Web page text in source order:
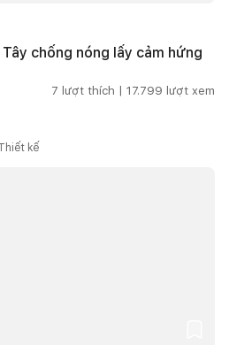
chống nóng lấy cảm hứng
7 lượt thích | 17.799 lượt xem
kế